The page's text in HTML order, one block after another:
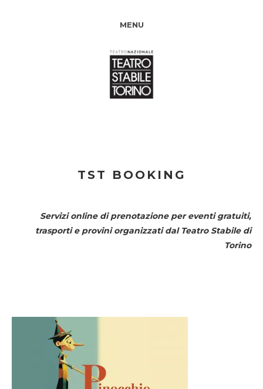
MENU
TST BOOKING
Servizi online di prenotazione per eventi gratuiti,
trasporti e provini organizzati dal Teatro Stabile di
Torino